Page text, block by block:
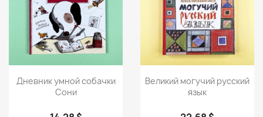
Просмотр
Дневник умной собачки
Сони
Просмотр
Великий могучий русский
язык